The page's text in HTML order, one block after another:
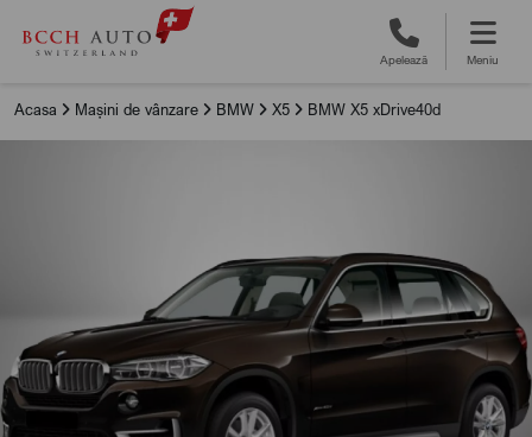
Apelează Meniu
Acasa Mașini de vânzare BMW X5 BMW X5 xDrive40d